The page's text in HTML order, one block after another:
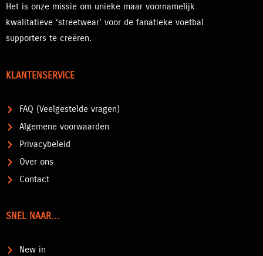
Het is onze missie om unieke maar voornamelijk
kwalitatieve ‘streetwear’ voor de fanatieke voetbal
supporters te creëren.
KLANTENSERVICE
FAQ (Veelgestelde vragen)
Algemene voorwaarden
Privacybeleid
Over ons
Contact
SNEL NAAR…
New in